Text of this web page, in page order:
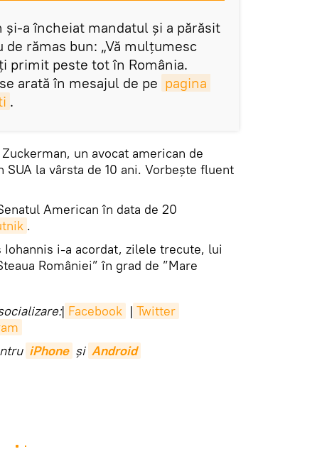
şi-a încheiat mandatul şi a părăsit
de rămas bun: „Vă mulţumesc
primit peste tot în România.
arată în mesajul de pe pagina
.
un avocat american de
la vârsta de 10 ani. Vorbește fluent
American în data de 20
.
i-a acordat, zilele trecute, lui
României” în grad de ”Mare
| Facebook | Twitter
iPhone și Android